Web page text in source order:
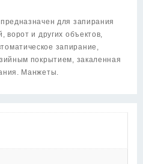
для запирания
ворот и других объектов,
запирание,
покрытием, закаленная
Манжеты.